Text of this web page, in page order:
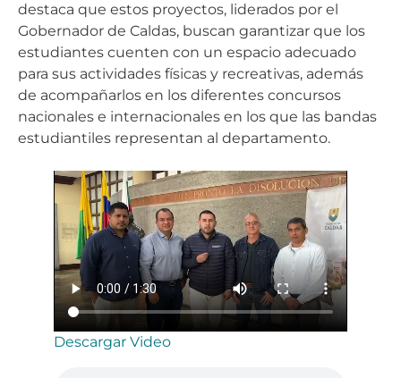
destaca que estos proyectos, liderados por el
Gobernador de Caldas, buscan garantizar que los
estudiantes cuenten con un espacio adecuado
para sus actividades físicas y recreativas, además
de acompañarlos en los diferentes concursos
nacionales e internacionales en los que las bandas
estudiantiles representan al departamento.
Descargar Video